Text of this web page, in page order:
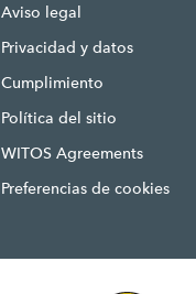
Aviso legal
Privacidad y datos
Cumplimiento
Política del sitio
WITOS Agreements
Preferencias de cookies